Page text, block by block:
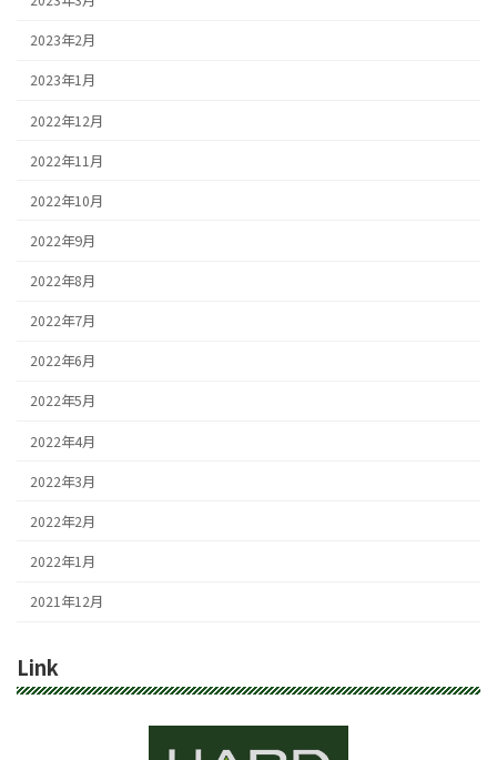
2023年2月
2023年1月
2022年12月
2022年11月
2022年10月
2022年9月
2022年8月
2022年7月
2022年6月
2022年5月
2022年4月
2022年3月
2022年2月
2022年1月
2021年12月
Link